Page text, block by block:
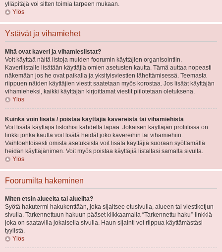
ylläpitäjä voi sitten toimia tarpeen mukaan.
Ylös
Ystävät ja vihamiehet
Mitä ovat kaveri ja vihamieslistat?
Voit käyttää näitä listoja muiden foorumin käyttäjien organisointiin.
Kaverilistalle lisätään käyttäjiä omien asetusten kautta. Tämä auttaa nopeasti
näkemään jos he ovat paikalla ja yksityisviestien lähettämisessä. Teemasta
riippuen näiden käyttäjien viestit saatetaan myös korostaa. Jos lisäät käyttäjän
vihamieheksi, kaikki käyttäjän kirjoittamat viestit piilotetaan oletuksena.
Ylös
Kuinka voin lisätä / poistaa käyttäjiä kavereista tai vihamiehistä
Voit lisätä käyttäjiä listoihisi kahdella tapaa. Jokaisen käyttäjän profiilissa on
linkki jonka kautta voit lisätä heidät joko kavereihin tai vihamiehiin.
Vaihtoehtoisesti omista asetuksista voit lisätä käyttäjiä suoraan syöttämällä
heidän käyttäjänimen. Voit myös poistaa käyttäjiä listaltasi samalta sivulta.
Ylös
Foorumilta hakeminen
Miten etsin alueelta tai alueilta?
Syötä hakutermi hakukenttään, joka sijaitsee etusivulla, alueen tai viestiketjun
sivulla. Tarkennettuun hakuun pääset klikkaamalla “Tarkennettu haku”-linkkiä
joka on saatavilla jokaisella sivulla. Haun sijainti voi riippua käyttämästäsi
tyylistä.
Ylös